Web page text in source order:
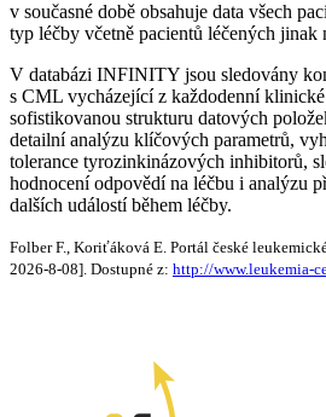
v současné době obsahuje data všech
typ léčby včetně pacientů léčených
V databázi INFINITY jsou sledovány
s CML vycházející z každodenní klinické
sofistikovanou strukturu datových
detailní analýzu klíčových parametrů,
tolerance tyrozinkinázových inhibitorů,
hodnocení odpovědí na léčbu i analýzu
dalších událostí během léčby.
Folber F., Koriťáková E. Portál české
2026-8-08]. Dostupné z: http://www.leukemia-